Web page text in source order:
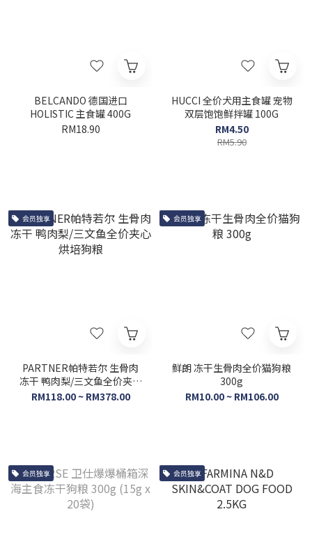
BELCANDO 德国进口
HOLISTIC 主食罐 400G
RM18.90
HUCCI 全价犬用主食罐 宠物
双层饱饱鲜拌罐 100G
RM4.50
RM5.90
会员独享
PARTNER帕特若尔 生骨肉
冻干 鸭肉梨/三文鱼全价夹心
烘培狗粮
RM118.00 ~ RM378.00
会员独享
鲜朗 冻干生骨肉全价猫狗粮
300g
RM10.00 ~ RM106.00
会员独享 会员独享